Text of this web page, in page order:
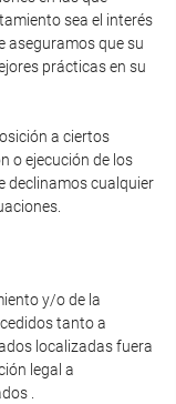
sea el interés
aseguramos que su
prácticas en su
a ciertos
o ejecución de los
declinamos cualquier
y/o de la
tanto a
localizadas fuera
legal a
.